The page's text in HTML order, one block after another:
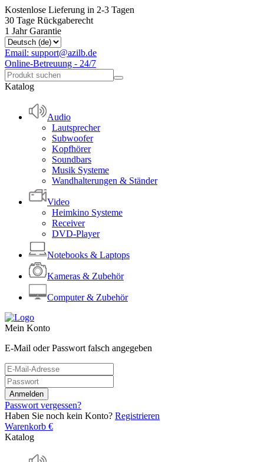
Kostenlose Lieferung in 2-3 Tagen
30 Tage Rückgaberecht
1 Jahr Garantie
Email: support@azilb.de
Online-Betreuung - 24/7
Katalog
Audio
Lautsprecher
Subwoofer
Kopfhörer
Soundbars
Musik Systeme
Wandhalterungen & Ständer
Video
Heimkino Systeme
Receiver
DVD-Player
Notebooks & Laptops
Kameras & Zubehör
Computer & Zubehör
Mein Konto
E-Mail oder Passwort falsch angegeben
Passwort vergessen?
Haben Sie noch kein Konto? Registrieren
Warenkorb €
Katalog